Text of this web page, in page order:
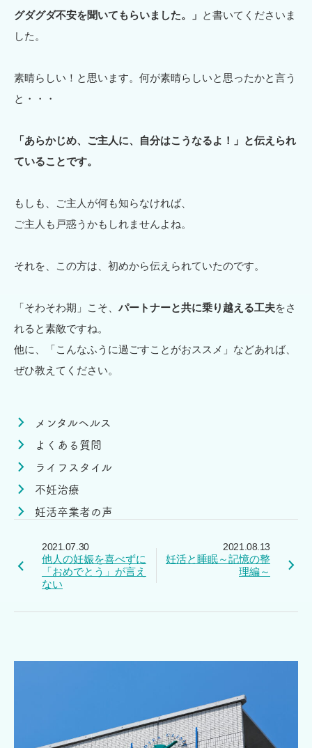
グダグダ不安を聞いてもらいました。」 と書いてくださいま
した。
素晴らしい！と思います。何が素晴らしいと思ったかと言う
と・・・
「あらかじめ、ご主人に、自分はこうなるよ！」と伝えられ
ていることです。
もしも、ご主人が何も知らなければ、
ご主人も戸惑うかもしれませんよね。
それを、この方は、初めから伝えられていたのです。
「そわそわ期」こそ、 パートナーと共に乗り越える工夫をさ
れると素敵ですね。
他に、「こんなふうに過ごすことがおススメ」などあれば、
ぜひ教えてください。
メンタルヘルス
よくある質問
ライフスタイル
不妊治療
妊活卒業者の声
2021.07.30
他人の妊娠を喜べずに
「おめでとう」が言え
ない
2021.08.13
妊活と睡眠～記憶の整
理編～